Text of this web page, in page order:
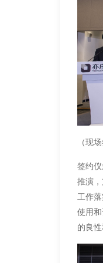
（现
签约
推演
工作
使用
的良性